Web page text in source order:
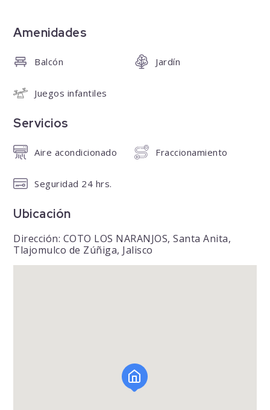
Amenidades
Balcón Jardín
Juegos infantiles
Servicios
Aire acondicionado Fraccionamiento
Seguridad 24 hrs.
Ubicación
Dirección: COTO LOS NARANJOS, Santa Anita,
Tlajomulco de Zúñiga, Jalisco